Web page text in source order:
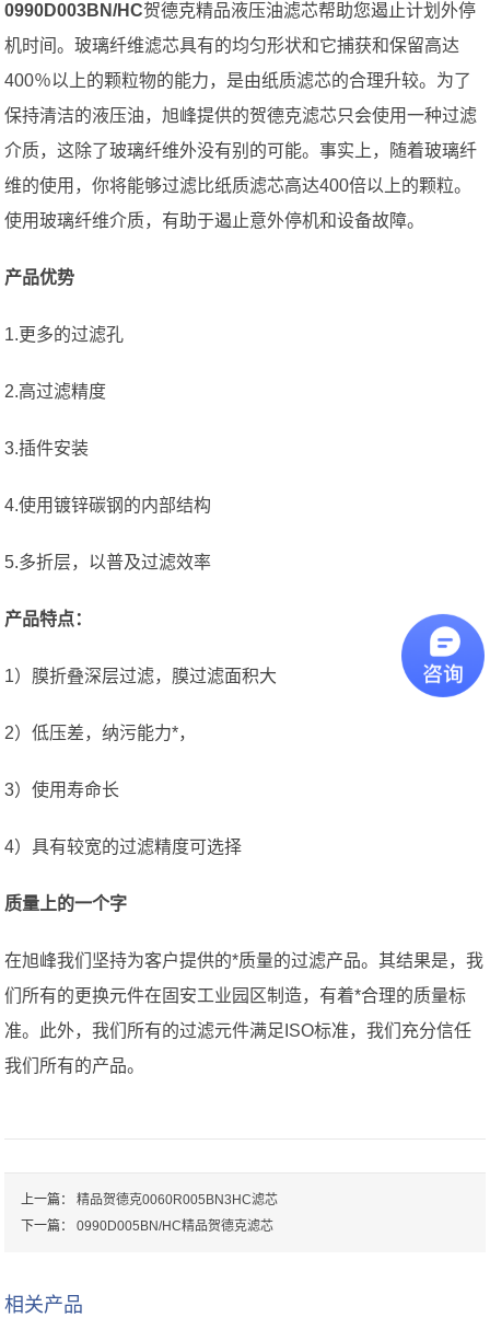
0990D003BN/HC贺德克精品液压油滤芯帮助您遏止计划外停
机时间。玻璃纤维滤芯具有的均匀形状和它捕获和保留高达
400％以上的颗粒物的能力，是由纸质滤芯的合理升较。为了
保持清洁的液压油，旭峰提供的贺德克滤芯只会使用一种过滤
介质，这除了玻璃纤维外没有别的可能。事实上，随着玻璃纤
维的使用，你将能够过滤比纸质滤芯高达400倍以上的颗粒。
使用玻璃纤维介质，有助于遏止意外停机和设备故障。
产品优势
1.更多的过滤孔
2.高过滤精度
3.插件安装
4.使用镀锌碳钢的内部结构
5.多折层，以普及过滤效率
产品特点：
1）膜折叠深层过滤，膜过滤面积大
2）低压差，纳污能力*，
3）使用寿命长
4）具有较宽的过滤精度可选择
质量上的一个字
在旭峰我们坚持为客户提供的*质量的过滤产品。其结果是，我
们所有的更换元件在固安工业园区制造，有着*合理的质量标
准。此外，我们所有的过滤元件满足ISO标准，我们充分信任
我们所有的产品。
上一篇：精品贺德克0060R005BN3HC滤芯
下一篇：0990D005BN/HC精品贺德克滤芯
相关产品